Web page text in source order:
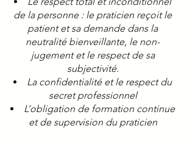
de la personne : le praticien reçoit le
patient et sa demande dans la
neutralité bienveillante, le non-
jugement et le respect de sa
subjectivité.
La confidentialité et le respect du
secret professionnel
L’obligation de formation continue
et de supervision du praticien